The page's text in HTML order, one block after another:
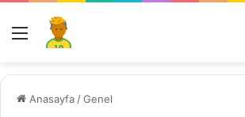
Menü
Anasayfa /Genel